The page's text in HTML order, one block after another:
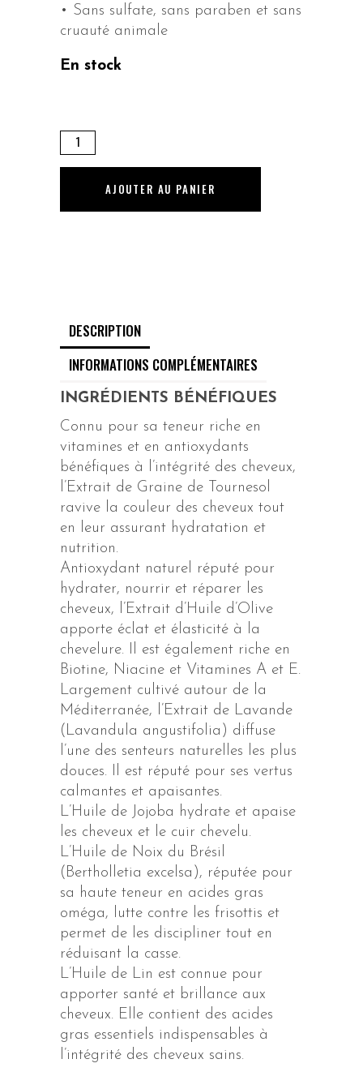
• Sans sulfate, sans paraben et sans
cruauté animale
En stock
BLONDE.ANGEL
AJOUTER AU PANIER
DESCRIPTION
INFORMATIONS COMPLÉMENTAIRES
INGRÉDIENTS BÉNÉFIQUES
Connu pour sa teneur riche en
vitamines et en antioxydants
bénéfiques à l’intégrité des cheveux,
l’Extrait de Graine de Tournesol
ravive la couleur des cheveux tout
en leur assurant hydratation et
nutrition.
Antioxydant naturel réputé pour
hydrater, nourrir et réparer les
cheveux, l’Extrait d’Huile d’Olive
apporte éclat et élasticité à la
chevelure. Il est également riche en
Biotine, Niacine et Vitamines A et E.
Largement cultivé autour de la
Méditerranée, l’Extrait de Lavande
(Lavandula angustifolia) diffuse
l’une des senteurs naturelles les plus
douces. Il est réputé pour ses vertus
calmantes et apaisantes.
L’Huile de Jojoba hydrate et apaise
les cheveux et le cuir chevelu.
L’Huile de Noix du Brésil
(Bertholletia excelsa), réputée pour
sa haute teneur en acides gras
oméga, lutte contre les frisottis et
permet de les discipliner tout en
réduisant la casse.
L’Huile de Lin est connue pour
apporter santé et brillance aux
cheveux. Elle contient des acides
gras essentiels indispensables à
l’intégrité des cheveux sains.